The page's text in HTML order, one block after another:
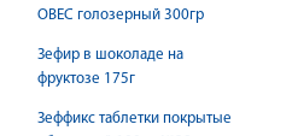
ОВЕС голозерный 300гр
Зефир в шоколаде на
фруктозе 175г
Зеффикс таблетки покрытые